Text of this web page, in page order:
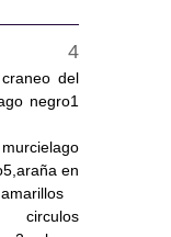
del
negro1
en
circulos